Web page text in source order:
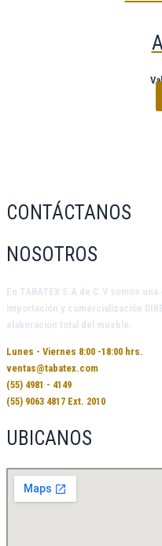
CONTÁCTANOS
NOSOTROS
En TABATEX S.A de C.V somos una
importación y comercialización
elaboración total del mueble.
Lunes - Viernes 8:00 -18:00 hrs.
ventas@tabatex.com
(55) 4981 - 4149
(55) 9063 4817 Ext. 2010
UBICANOS